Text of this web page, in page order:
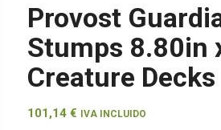
Provost
Stumps 8.80in
Creature Decks
101,14 € IVA INCLUIDO